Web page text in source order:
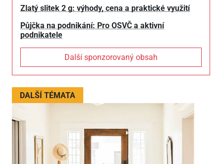
Zlatý slitek 2 g: výhody, cena a praktické využití
Půjčka na podnikání: Pro OSVČ a aktivní
podnikatele
Další sponzorovaný obsah
DALŠÍ TÉMATA